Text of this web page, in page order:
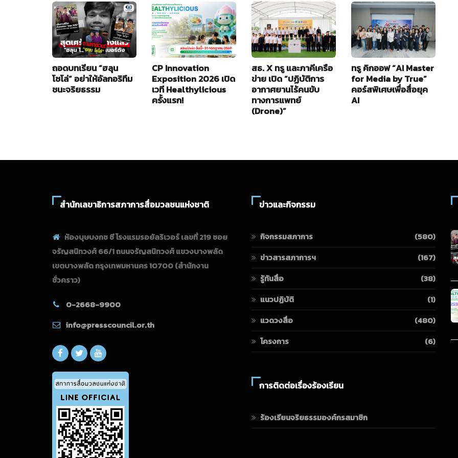
ถอดบทเรียน “ฮลุน
โซโล่” อย่าให้อัลกอริทึม
ชนะจริยธรรม
CP Innovation
Exposition 2026 เปิด
เวที Healthylicious
ครั้งแรก!
สธ. X ทรู และภาคีเครือ
ข่าย เปิด “ปฏิบัติการ
อากาศยานไร้คนขับ
ทางการแพทย์
(Drone)”
ทรู คิกออฟ “AI Master
for Media by True”
คอร์สพิเศษเพื่อสื่อยุค
AI
สำนักเลขาธิการสภาการสื่อมวลชนแห่งชาติ
ห้องบุษบงกช ซี โรงแรมรอยัลริเวอร์ เลขที่ 219 ซอย
จรัญสนิทวงศ์ 66/1 ถนนจรัญสนิทวงศ์ แขวงบางพลัด
เขตบางพลัด กรุงเทพมหานคร 10700(สำนักงาน
ชั่วคราว)
0-2668-9900
info@presscouncil.or.th
ข่าวและกิจกรรม
กิจกรรมสภาการ
(580)
ข่าวสารสภาการฯ
(167)
รู้ทันสื่อ
(38)
แนวปฏิบัติ
(1)
แวดวงสื่อ
(480)
โครงการ
(6)
การติดต่อเรื่องร้องเรียน
ร้องเรียนจริยธรรมองค์กรสมาชิก